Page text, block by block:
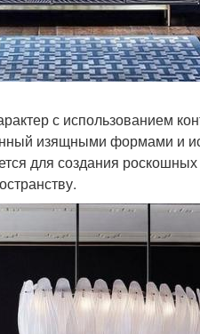
с использованием
изящными формами и
для создания роскошных